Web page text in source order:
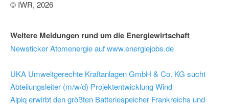
© IWR, 2026
Weitere Meldungen rund um die Energiewirtschaft
Newsticker Atomenergie auf www.energiejobs.de
UKA Umweltgerechte Kraftanlagen GmbH & Co. KG sucht
Abteilungsleiter (m/w/d) Projektentwicklung Wind
Alpiq erwirbt den größten Batteriespeicher Frankreichs und